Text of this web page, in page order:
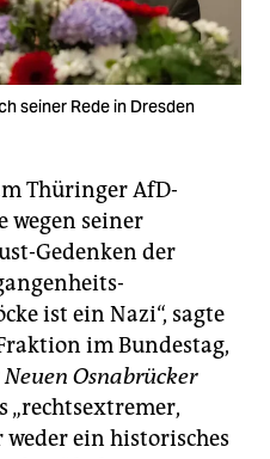
seiner Rede in Dresden
Thüringer AfD-
wegen seiner
Gedenken der
ist ein Nazi“, sagte
im Bundestag,
Neuen Osnabrücker
„rechtsextremer,
weder ein historisches